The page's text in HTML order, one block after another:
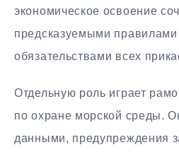
экономическое освоение
предсказуемыми правилами
обязательствами всех
Отдельную роль играет
по охране морской среды.
данными, предупреждения